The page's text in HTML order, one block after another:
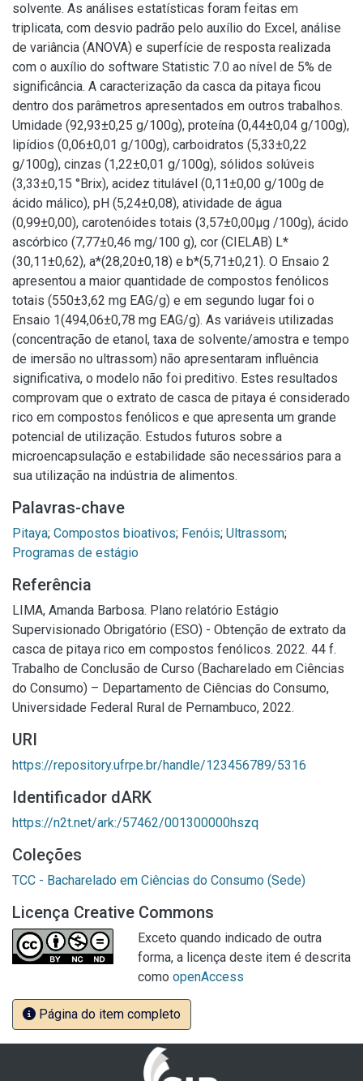
solvente. As análises estatísticas foram feitas em
triplicata, com desvio padrão pelo auxílio do Excel, análise
de variância (ANOVA) e superfície de resposta realizada
com o auxílio do software Statistic 7.0 ao nível de 5% de
significância. A caracterização da casca da pitaya ficou
dentro dos parâmetros apresentados em outros trabalhos.
Umidade (92,93±0,25 g/100g), proteína (0,44±0,04 g/100g),
lipídios (0,06±0,01 g/100g), carboidratos (5,33±0,22
g/100g), cinzas (1,22±0,01 g/100g), sólidos solúveis
(3,33±0,15 °Brix), acidez titulável (0,11±0,00 g/100g de
ácido málico), pH (5,24±0,08), atividade de água
(0,99±0,00), carotenóides totais (3,57±0,00μg /100g), ácido
ascórbico (7,77±0,46 mg/100 g), cor (CIELAB) L*
(30,11±0,62), a*(28,20±0,18) e b*(5,71±0,21). O Ensaio 2
apresentou a maior quantidade de compostos fenólicos
totais (550±3,62 mg EAG/g) e em segundo lugar foi o
Ensaio 1(494,06±0,78 mg EAG/g). As variáveis utilizadas
(concentração de etanol, taxa de solvente/amostra e tempo
de imersão no ultrassom) não apresentaram influência
significativa, o modelo não foi preditivo. Estes resultados
comprovam que o extrato de casca de pitaya é considerado
rico em compostos fenólicos e que apresenta um grande
potencial de utilização. Estudos futuros sobre a
microencapsulação e estabilidade são necessários para a
sua utilização na indústria de alimentos.
Palavras-chave
Pitaya; Compostos bioativos; Fenóis; Ultrassom;
Programas de estágio
Referência
LIMA, Amanda Barbosa. Plano relatório Estágio
Supervisionado Obrigatório (ESO) - Obtenção de extrato da
casca de pitaya rico em compostos fenólicos. 2022. 44 f.
Trabalho de Conclusão de Curso (Bacharelado em Ciências
do Consumo) – Departamento de Ciências do Consumo,
Universidade Federal Rural de Pernambuco, 2022.
URI
https://repository.ufrpe.br/handle/123456789/5316
Identificador dARK
https://n2t.net/ark:/57462/001300000hszq
Coleções
TCC - Bacharelado em Ciências do Consumo (Sede)
Licença Creative Commons
Exceto quando indicado de outra
forma, a licença deste item é descrita
como openAccess
Página do item completo